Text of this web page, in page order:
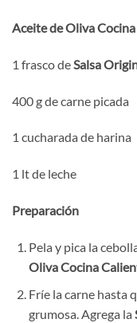
Aceite de Oliva
1 frasco de Salsa
400 g de carne picada
1 cucharada de harina
1 lt de leche
Preparación
Pela y pica la
Oliva Cocina
Fríe la carne hasta
grumosa. Agrega la